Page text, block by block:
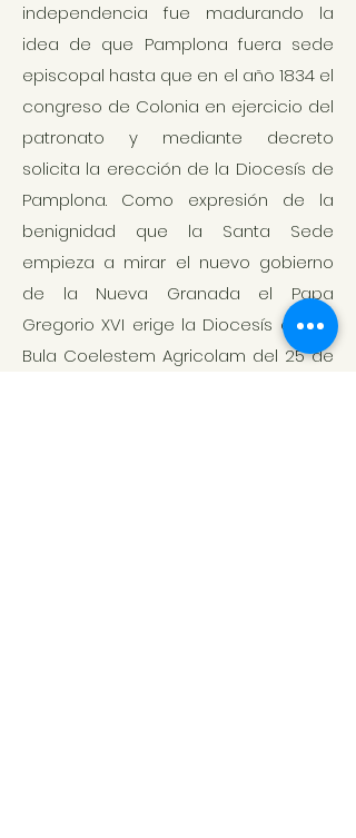
independencia fue madurando la
idea de que Pamplona fuera sede
episcopal hasta que en el año 1834 el
congreso de Colonia en ejercicio del
patronato y mediante decreto
solicita la erección de la Diocesís de
Pamplona. Como expresión de la
benignidad que la Santa Sede
empieza a mirar el nuevo gobierno
de la Nueva Granada el Papa
Gregorio XVI erige la Diocesís con la
Bula Coelestem Agricolam del 25 de